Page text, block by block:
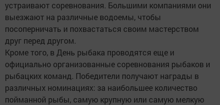
устраивают соревнования. Большими компаниями они
выезжают на различные водоемы, чтобы
посоперничать и похвастаться своим мастерством
друг перед другом.
Кроме того, в День рыбака проводятся еще и
официально организованные соревнования рыбаков и
рыбацких команд. Победители получают награды в
различных номинациях: за наибольшее количество
пойманной рыбы, самую крупную или самую мелкую